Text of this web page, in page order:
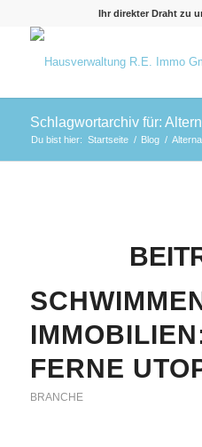
Ihr direkter Draht zu
Schlagwortarchiv für:
Du bist hier: Startseite / Blog /
FERNE
BRANCHE